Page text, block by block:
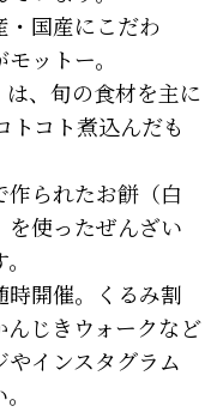
国産にこだわ
ットー。
、旬の食材を主に
トコト煮込んだも
作られたお餅（白
を使ったぜんざい
時開催。くるみ割
んじきウォークなど
インスタグラム